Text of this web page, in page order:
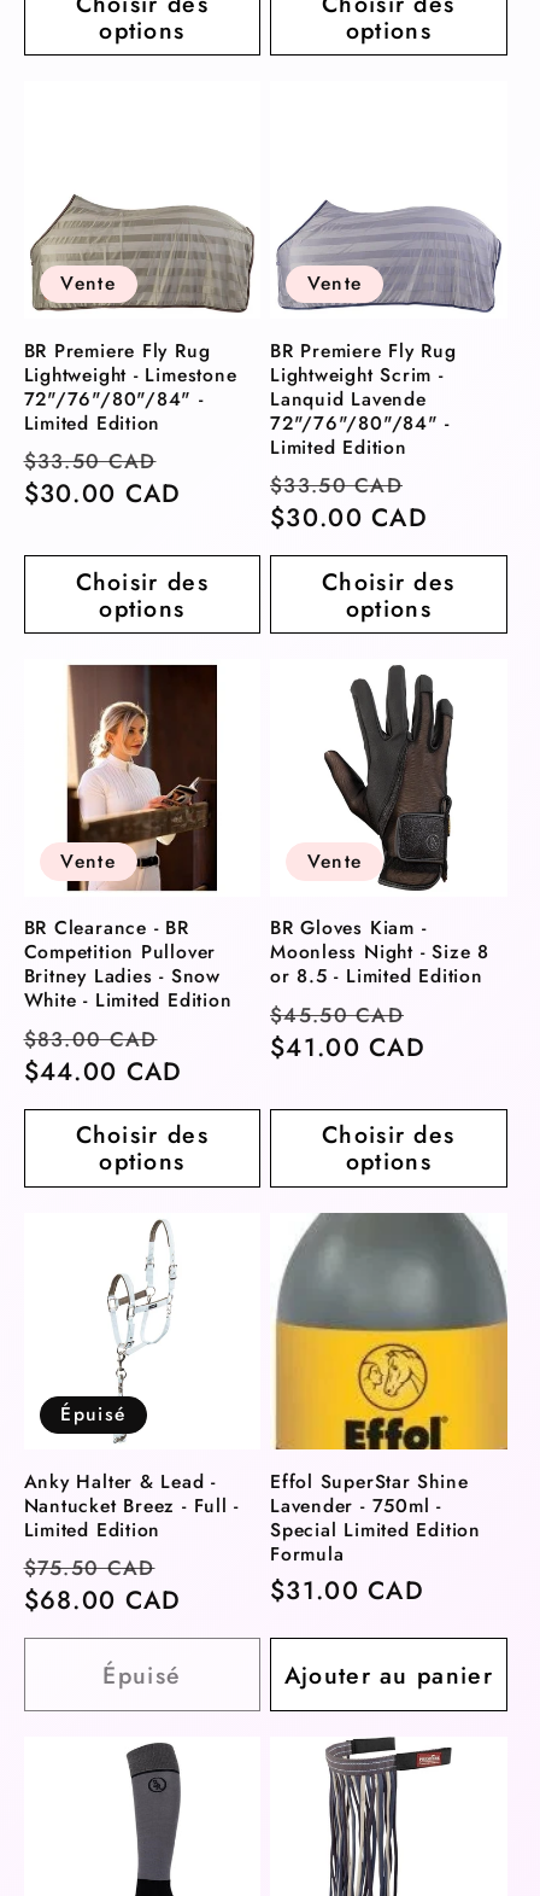
options options
Vente
BR Premiere Fly Rug
Lightweight - Limestone
72"/76"/80"/84" -
Limited Edition
Prix
habituel
$33.50 CAD
soldé
$30.00 CAD
Choisir des
options
Vente
BR Premiere Fly Rug
Lightweight Scrim -
Lanquid Lavende
72"/76"/80"/84" -
Limited Edition
Prix
habituel
$33.50 CAD
soldé
$30.00 CAD
Choisir des
options
Vente
BR Clearance - BR
Competition Pullover
Britney Ladies - Snow
White - Limited Edition
Prix
habituel
$83.00 CAD
soldé
$44.00 CAD
Choisir des
options
Vente
BR Gloves Kiam -
Moonless Night - Size 8
or 8.5 - Limited Edition
Prix
habituel
$45.50 CAD
soldé
$41.00 CAD
Choisir des
options
Épuisé
Anky Halter & Lead -
Nantucket Breez - Full -
Limited Edition
Prix
habituel
$75.50 CAD
soldé
$68.00 CAD
Épuisé
Effol SuperStar Shine
Lavender - 750ml -
Special Limited Edition
Formula
Prix
$31.00 CAD
Ajouter au panier